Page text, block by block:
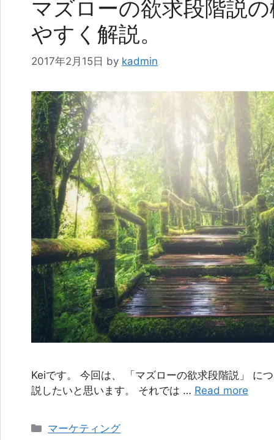
マズローの欲求段階説
やすく解説。
2017年2月15日 by kadmin
Keiです。 今回は、 「マズローの欲求段階説」 に
説したいと思います。 それでは … Read more
カ
マーケティング